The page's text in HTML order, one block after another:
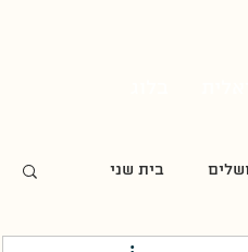
בית שני